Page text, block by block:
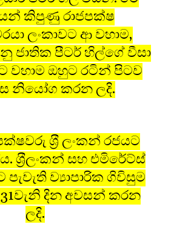
කිපුණු රාජපක්ෂ
ලංකාවට ආ වහාම,
ජාතික පීටර් හිල්ගේ වීසා
වහාම ඔහුට රටින් පිටව
නියෝග කරන ලදි.
ශ‍්‍රී ලංකන් රජයට
ශ‍්‍රීලංකන් සහ එමිරේට්ස්
පැවැති ව්‍යාපාරික ගිවිසුම
31වැනි දින අවසන් කරන
ලදි.